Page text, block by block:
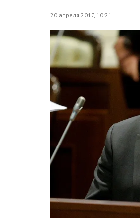
20 апреля 2017, 10:21